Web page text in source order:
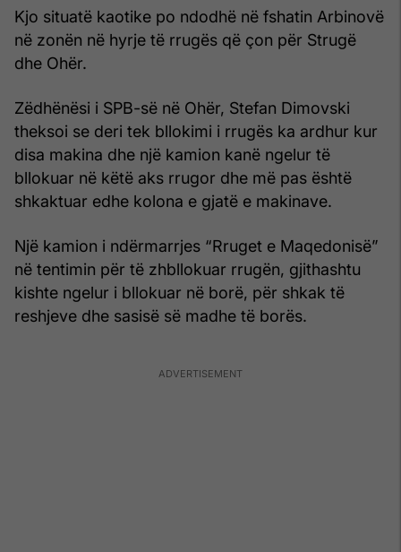
Kjo situatë kaotike po ndodhë në fshatin Arbinovë
në zonën në hyrje të rrugës që çon për Strugë
dhe Ohër.
Zëdhënësi i SPB-së në Ohër, Stefan Dimovski
theksoi se deri tek bllokimi i rrugës ka ardhur kur
disa makina dhe një kamion kanë ngelur të
bllokuar në këtë aks rrugor dhe më pas është
shkaktuar edhe kolona e gjatë e makinave.
Një kamion i ndërmarrjes “Rruget e Maqedonisë”
në tentimin për të zhbllokuar rrugën, gjithashtu
kishte ngelur i bllokuar në borë, për shkak të
reshjeve dhe sasisë së madhe të borës.